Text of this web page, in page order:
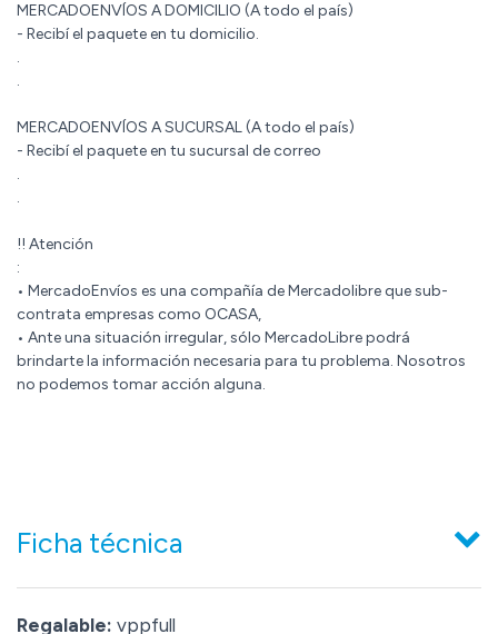
MERCADOENVÍOS A DOMICILIO (A todo el país)
- Recibí el paquete en tu domicilio.
.
.
MERCADOENVÍOS A SUCURSAL (A todo el país)
- Recibí el paquete en tu sucursal de correo
.
.
!! Atención
:
• MercadoEnvíos es una compañía de Mercadolibre que sub-
contrata empresas como OCASA,
• Ante una situación irregular, sólo MercadoLibre podrá
brindarte la información necesaria para tu problema. Nosotros
no podemos tomar acción alguna.
Ficha técnica
Regalable: vppfull